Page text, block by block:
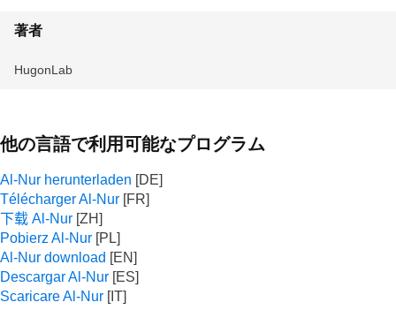
著者
HugonLab
他の言語で利用可能なプログラム
Al-Nur herunterladen
Télécharger Al-Nur
下载 Al-Nur
Pobierz Al-Nur
Al-Nur download
Descargar Al-Nur
Scaricare Al-Nur